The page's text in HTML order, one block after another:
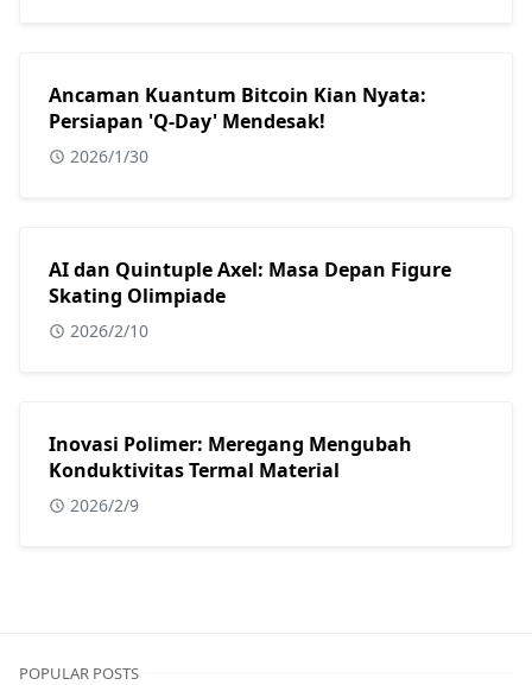
Ancaman Kuantum Bitcoin Kian Nyata:
Persiapan 'Q-Day' Mendesak!
2026/1/30
AI dan Quintuple Axel: Masa Depan Figure
Skating Olimpiade
2026/2/10
Inovasi Polimer: Meregang Mengubah
Konduktivitas Termal Material
2026/2/9
POPULAR POSTS